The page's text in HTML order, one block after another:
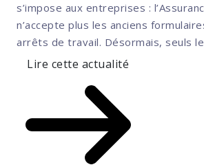
s’impose aux entreprises :
n’accepte plus les anciens
arrêts de travail. Désormais, seuls
Lire cette actualité